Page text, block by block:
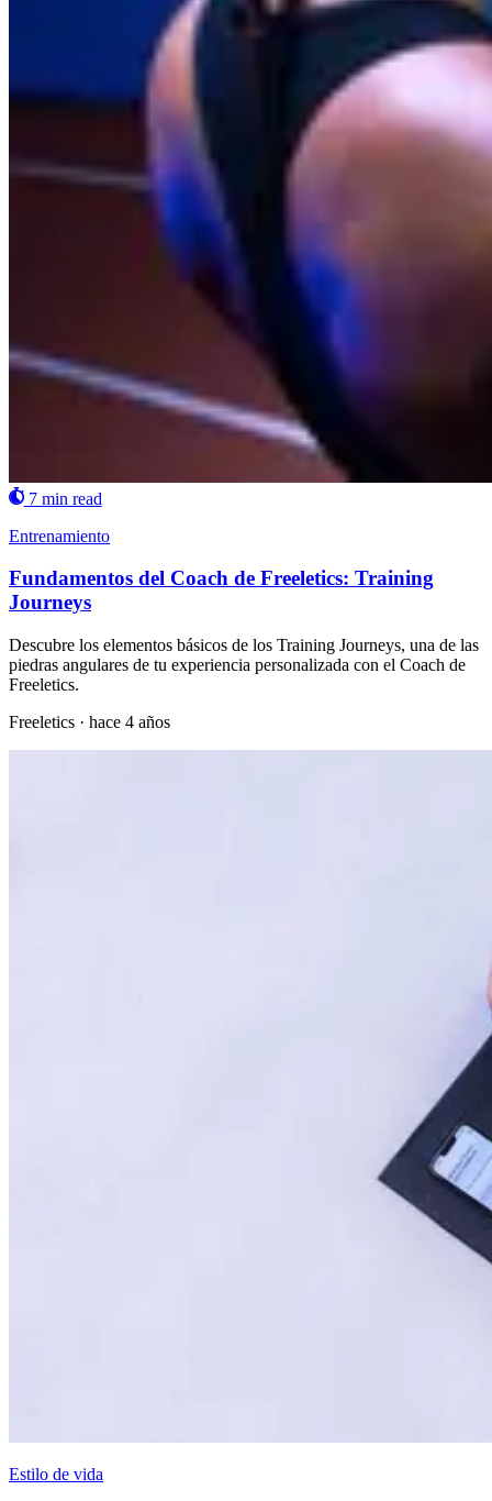
7 min read
Entrenamiento
Fundamentos del Coach de Freeletics: Training
Journeys
Descubre los elementos básicos de los Training Journeys, una de las
piedras angulares de tu experiencia personalizada con el Coach de
Freeletics.
Freeletics · hace 4 años
Estilo de vida